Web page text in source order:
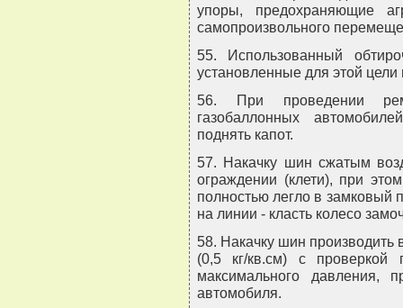
упоры, предохраняющие
самопроизвольного
55. Использованный
установленные для этой
56. При проведении
газобаллонных
поднять капот.
57. Накачку шин сжатым
ограждении (клети), при
полностью легло в замковый
на линии - класть колесо
58. Накачку шин
(0,5 кг/кв.см) с проверкой
максимального давления,
автомобиля.